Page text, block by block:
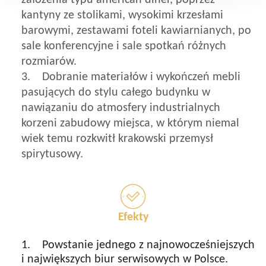
kantyny ze stolikami, wysokimi krzesłami
barowymi, zestawami foteli kawiarnianych, po
sale konferencyjne i sale spotkań różnych
rozmiarów.
3. Dobranie materiałów i wykończeń mebli
pasujących do stylu całego budynku w
nawiązaniu do atmosfery industrialnych
korzeni zabudowy miejsca, w którym niemal
wiek temu rozkwitł krakowski przemysł
spirytusowy.
Efekty
1. Powstanie jednego z najnowocześniejszych
i największych biur serwisowych w Polsce.